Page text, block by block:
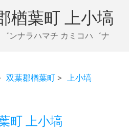
楢葉町 上小塙
ンナラハマチ カミコハ゛ナ
双葉郡楢葉町> 上小塙
町 上小塙